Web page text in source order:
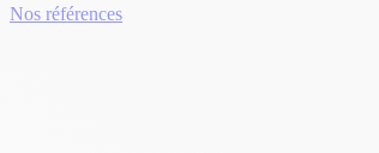
Nos références